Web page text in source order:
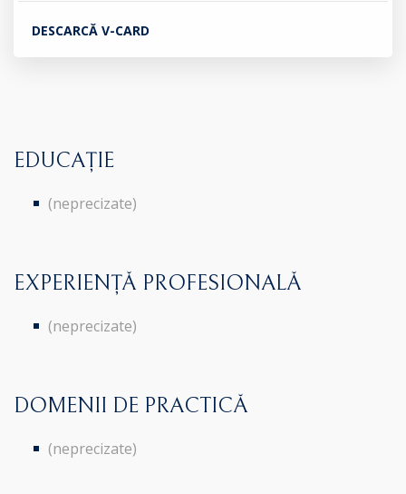
DESCARCĂ V-CARD
EDUCAȚIE
(neprecizate)
EXPERIENȚĂ PROFESIONALĂ
(neprecizate)
DOMENII DE PRACTICĂ
(neprecizate)